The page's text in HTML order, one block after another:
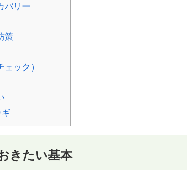
バリー
策
ック）
きたい基本